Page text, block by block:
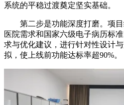
系统的平稳过渡奠定坚实基础。
第二步是功能深度打磨。项
医院需求和国家六级电子病历标
求与优化建议，进行针对性设计
拟，使上线前功能达标率超90%。